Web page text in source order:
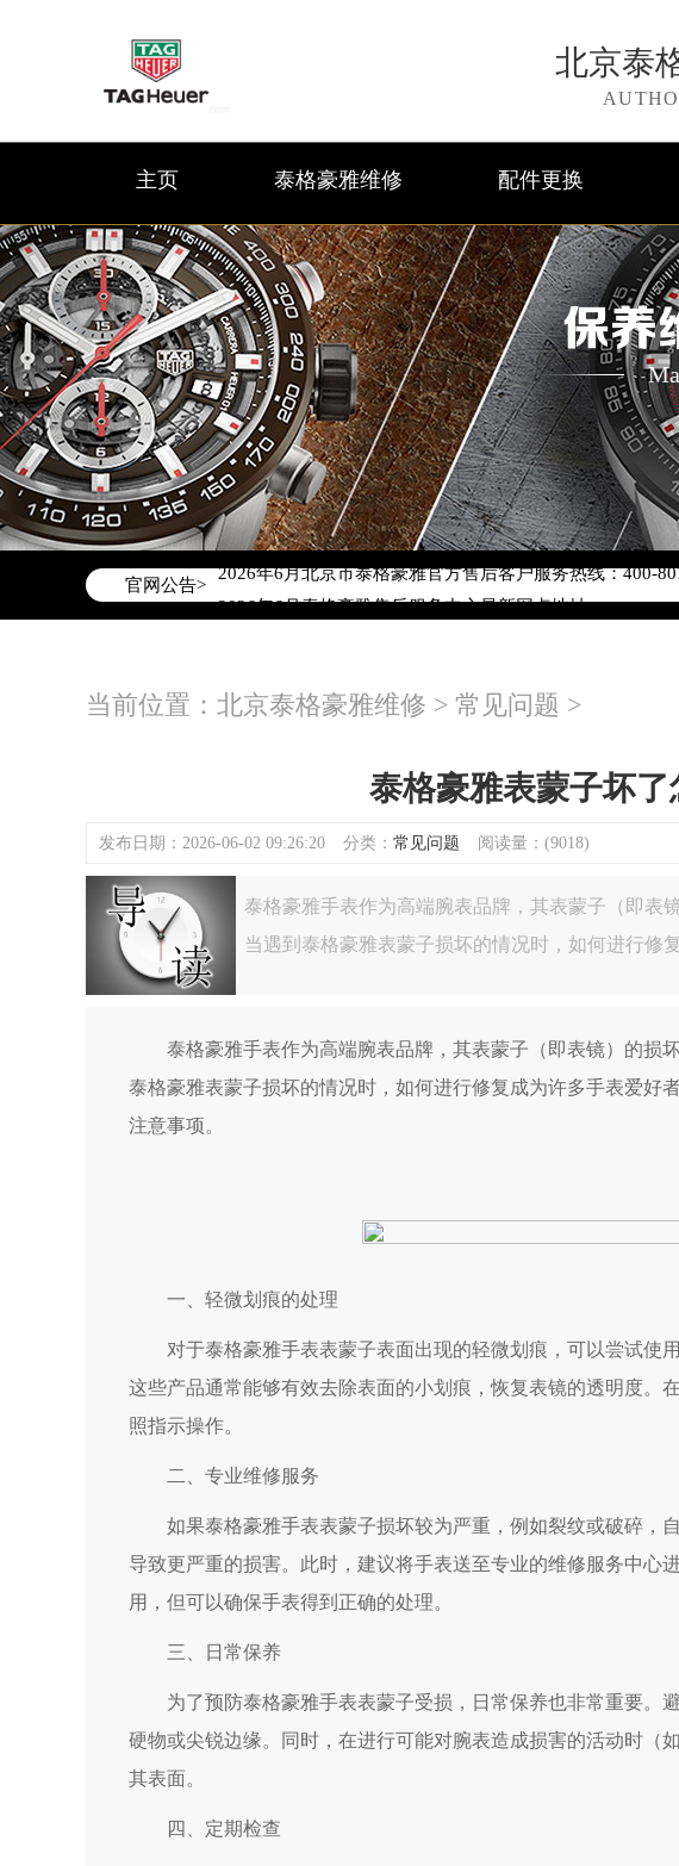
北京泰
主页 泰格豪雅维修 配件更换
保养
官网公告>
2026年6月泰格豪雅北京市售后服务网络优化升级公告
2026年6月北京市泰格豪雅官方售后客户服务热线：400-
2026年6月泰格豪雅售后服务中心最新网点地址：
北京市朝阳区建国门外大街甲6号华熙国际中心D座11层
当前位置： 北京泰格豪雅维修 > 常见问题 >
泰格豪雅表蒙子坏了
发布日期：2026-06-02 09:26:20 分类： 常见问题 阅读量：(9018)
泰格豪雅手表作为高端腕表品牌，其表蒙子（即表
当遇到泰格豪雅表蒙子损坏的情况时，如何进行修
泰格豪雅手表作为高端腕表品牌，其表蒙子（即表镜）的损
泰格豪雅表蒙子损坏的情况时，如何进行修复成为许多手表爱好
注意事项。
一、轻微划痕的处理
对于泰格豪雅手表表蒙子表面出现的轻微划痕，可以尝试使用
这些产品通常能够有效去除表面的小划痕，恢复表镜的透明度。
照指示操作。
二、专业维修服务
如果泰格豪雅手表表蒙子损坏较为严重，例如裂纹或破碎，
导致更严重的损害。此时，建议将手表送至专业的维修服务中心
用，但可以确保手表得到正确的处理。
三、日常保养
为了预防泰格豪雅手表表蒙子受损，日常保养也非常重要。
硬物或尖锐边缘。同时，在进行可能对腕表造成损害的活动时（
其表面。
四、定期检查